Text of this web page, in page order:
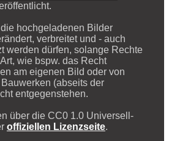
hochgeladenen Bilder
verbreitet und - auch
werden dürfen, solange Rechte
wie bspw. das Recht
am eigenen Bild oder von
(abseits der
entgegenstehen.
über die CC0 1.0 Universell-
offiziellen Lizenzseite.